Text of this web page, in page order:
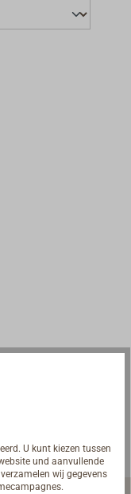
U kunt kiezen tussen
und aanvullende
wij gegevens